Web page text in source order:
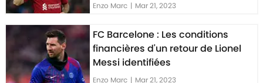
Enzo Marc | Mar 21, 2023
FC Barcelone : Les conditions
financières d'un retour de Lionel
Messi identifiées
Enzo Marc | Mar 21, 2023